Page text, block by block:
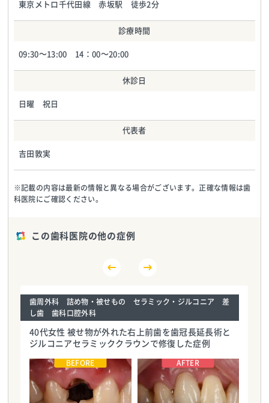
東京メトロ千代田線 赤坂駅 徒歩2分
診療時間
09:30～13:00 14：00～20:00
休診日
日曜 祝日
代表者
吉田敦実
※記載の内容は最新の情報と異なる場合がございます。正確な情報は歯
科医院にご確認ください。
この歯科医院の他の症例
歯周外科 詰め物・被せもの セラミック・ジルコニア 差
し歯 歯科口腔外科
40代女性 被せ物が外れた右上前歯を歯冠長延長術と
ジルコニアセラミッククラウンで修復した症例